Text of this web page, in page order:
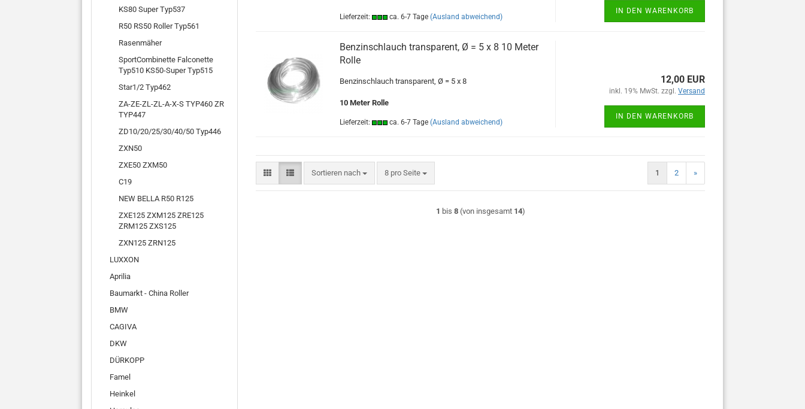
Lieferzeit: ca. 6-7 Tage (Ausland abweichend)
IN DEN WARENKORB
Benzinschlauch transparent, Ø = 5 x 8 10 Meter
Rolle
Benzinschlauch transparent, Ø = 5 x 8
10 Meter Rolle
Lieferzeit: ca. 6-7 Tage (Ausland abweichend)
12,00 EUR
inkl. 19% MwSt. zzgl. Versand
IN DEN WARENKORB
Sortieren nach
Sortieren nach 8 pro Seite
pro Seite 1 2 »
1 bis 8(von insgesamt 14)
KS80 Super Typ537
R50 RS50 Roller Typ561
Rasenmäher
SportCombinette Falconette
Typ510 KS50-Super Typ515
Star1/2 Typ462
ZA-ZE-ZL-ZL-A-X-S TYP460 ZR
TYP447
ZD10/20/25/30/40/50 Typ446
ZXN50
ZXE50 ZXM50
C19
NEW BELLA R50 R125
ZXE125 ZXM125 ZRE125
ZRM125 ZXS125
ZXN125 ZRN125
LUXXON
Aprilia
Baumarkt - China Roller
BMW
CAGIVA
DKW
DÜRKOPP
Famel
Heinkel